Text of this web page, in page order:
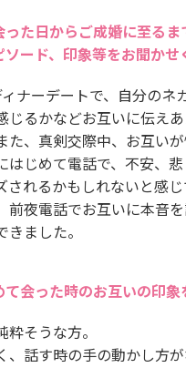
った日からご成婚に至る
ード、印象等をお聞かせ
ナーデートで、自分のネ
じるかなどお互いに伝え
た、真剣交際中、お互い
はじめて電話で、不安、
されるかもしれないと感
前夜電話でお互いに本音
ました。
会った時のお互いの印象
そうな方。
、話す時の手の動かし方